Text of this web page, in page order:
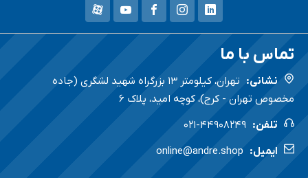
تماس با ما
نشانی:
تهران، کیلومتر 13 بزرگراه شهید لشگری (جاده
مخصوص تهران - کرج)، کوچه امید، پلاک ۶
تلفن: 021-44908249
ایمیل: online@andre.shop